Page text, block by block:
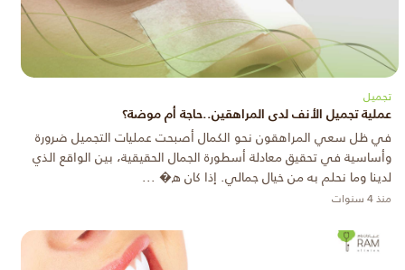
تجميل
عملية تجميل الأنف لدى المراهقين..حاجة أم موضة؟
في ظل سعي المراهقون نحو الكمال أصبحت عمليات التجميل ضرورة
وأساسية في تحقيق معادلة أسطورة الجمال الحقيقية، بين الواقع الذي
لدينا وما نحلم به من خيال جمالي. إذا كان ه� ...
منذ 4 سنوات